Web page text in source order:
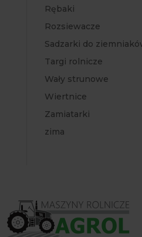
Rębaki
Rozsiewacze
Sadzarki do
Targi rolnicze
Wały strunowe
Wiertnice
Zamiatarki
zima